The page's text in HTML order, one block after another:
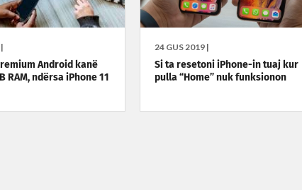
Android kanë
RAM, ndërsa iPhone 11
24 GUS 2019 |
Si ta resetoni iPhone-in tuaj kur
pulla “Home” nuk funksionon